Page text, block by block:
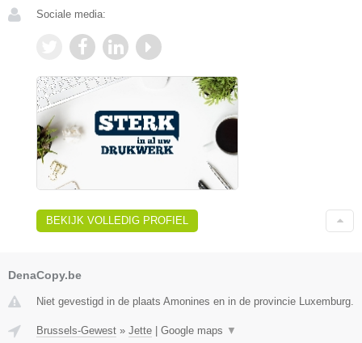
Sociale media:
BEKIJK VOLLEDIG PROFIEL
DenaCopy.be
Niet gevestigd in de plaats Amonines en in de provincie Luxemburg.
Brussels-Gewest » Jette | Google maps ▼